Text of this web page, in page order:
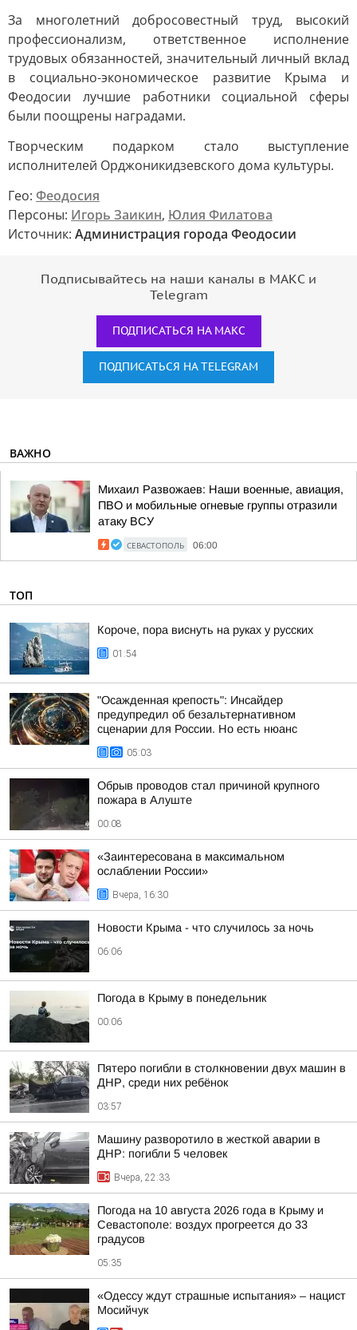
За многолетний добросовестный труд, высокий
профессионализм, ответственное исполнение
трудовых обязанностей, значительный личный вклад
в социально-экономическое развитие Крыма и
Феодосии лучшие работники социальной сферы
были поощрены наградами.
Творческим подарком стало выступление
исполнителей Орджоникидзевского дома культуры.
Гео: Феодосия
Персоны: Игорь Заикин, Юлия Филатова
Источник: Администрация города Феодосии
Подписывайтесь на наши каналы в МАКС и
Telegram
ПОДПИСАТЬСЯ НА МАКС
ПОДПИСАТЬСЯ НА TELEGRAM
ВАЖНО
Михаил Развожаев: Наши военные, авиация,
ПВО и мобильные огневые группы отразили
атаку ВСУ
СЕВАСТОПОЛЬ 06:00
ТОП
Короче, пора виснуть на руках у русских
01:54
"Осажденная крепость": Инсайдер
предупредил об безальтернативном
сценарии для России. Но есть нюанс
05:03
Обрыв проводов стал причиной крупного
пожара в Алуште
00:08
«Заинтересована в максимальном
ослаблении России»
Вчера, 16:30
Новости Крыма - что случилось за ночь
06:06
Погода в Крыму в понедельник
00:06
Пятеро погибли в столкновении двух машин в
ДНР, среди них ребёнок
03:57
Машину разворотило в жесткой аварии в
ДНР: погибли 5 человек
Вчера, 22:33
Погода на 10 августа 2026 года в Крыму и
Севастополе: воздух прогреется до 33
градусов
05:35
«Одессу ждут страшные испытания» – нацист
Мосийчук